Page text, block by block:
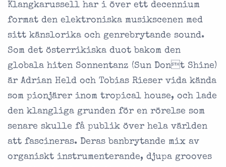
Klangkarussell har i över ett decennium
format den elektroniska musikscenen med
sitt känslorika och genrebrytande sound.
Som det österrikiska duot bakom den
globala hiten Sonnentanz (Sun Dont Shine)
är Adrian Held och Tobias Rieser vida kända
som pionjärer inom tropical house, och lade
den klangliga grunden för en rörelse som
senare skulle få publik över hela världen
att fascineras. Deras banbrytande mix av
organiskt instrumenterande, djupa grooves